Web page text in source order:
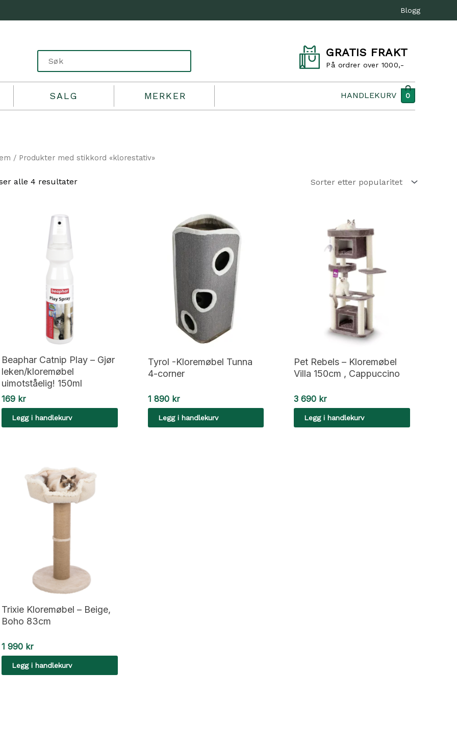
Blogg
GRATIS FRAKT
På ordrer over 1000,-
SALG MERKER HANDLEKURV 0
/ Produkter med stikkord «klorestativ»
alle 4 resultaterSortert
Beaphar Catnip Play – Gjør
leken/kloremøbel
uimotståelig! 150ml
169 kr
Legg i handlekurv
Tyrol -Kloremøbel Tunna
4-corner
1 890 kr
Legg i handlekurv
Pet Rebels – Kloremøbel
Villa 150cm , Cappuccino
3 690 kr
Legg i handlekurv
Trixie Kloremøbel – Beige,
Boho 83cm
1 990 kr
Legg i handlekurv